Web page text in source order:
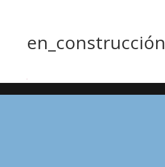
en_construcción